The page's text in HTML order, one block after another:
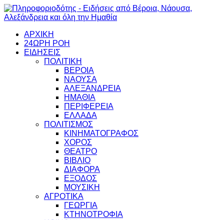
ΑΡΧΙΚΗ
24ΩΡΗ ΡΟΗ
ΕΙΔΗΣΕΙΣ
ΠΟΛΙΤΙΚΗ
ΒΕΡΟΙΑ
ΝΑΟΥΣΑ
ΑΛΕΞΑΝΔΡΕΙΑ
ΗΜΑΘΙΑ
ΠΕΡΙΦΕΡΕΙΑ
ΕΛΛΑΔΑ
ΠΟΛΙΤΙΣΜΟΣ
ΚΙΝΗΜΑΤΟΓΡΑΦΟΣ
ΧΟΡΟΣ
ΘΕΑΤΡΟ
ΒΙΒΛΙΟ
ΔΙΑΦΟΡΑ
ΕΞΟΔΟΣ
ΜΟΥΣΙΚΗ
ΑΓΡΟΤΙΚΑ
ΓΕΩΡΓΙΑ
ΚΤΗΝΟΤΡΟΦΙΑ